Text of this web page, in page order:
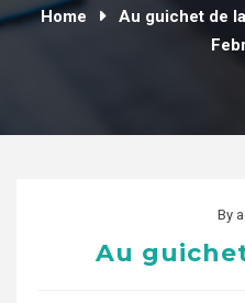
Home Au guichet de
By
Au